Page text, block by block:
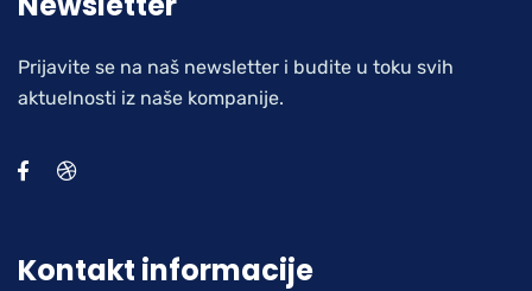
Prijavite se na naš newsletter i budite u toku svih
aktuelnosti iz naše kompanije.
Kontakt informacije